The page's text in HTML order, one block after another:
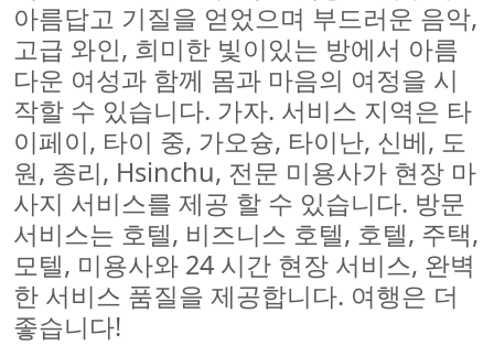
아름답고 기질을 얻었으며 부드러운 음악,
고급 와인, 희미한 빛이있는 방에서 아름
다운 여성과 함께 몸과 마음의 여정을 시
작할 수 있습니다. 가자. 서비스 지역은 타
이페이, 타이 중, 가오슝, 타이난, 신베, 도
원, 종리, Hsinchu, 전문 미용사가 현장 마
사지 서비스를 제공 할 수 있습니다. 방문
서비스는 호텔, 비즈니스 호텔, 호텔, 주택,
모텔, 미용사와 24 시간 현장 서비스, 완벽
한 서비스 품질을 제공합니다. 여행은 더
좋습니다!